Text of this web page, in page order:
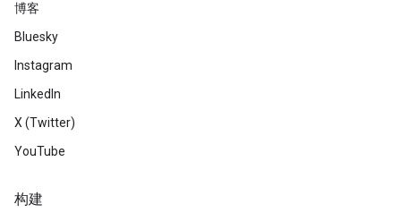
博客
Bluesky
Instagram
LinkedIn
X (Twitter)
YouTube
构建